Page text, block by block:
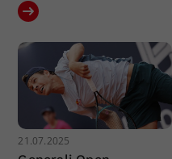
21.07.2025